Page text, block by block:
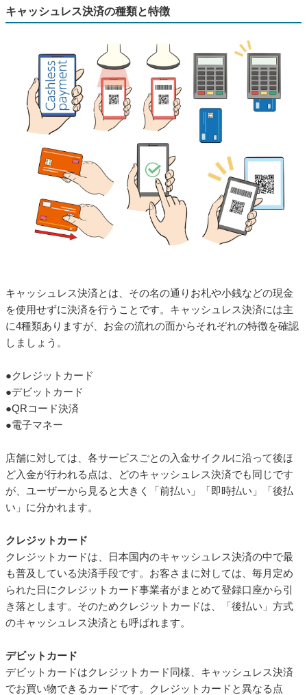
キャッシュレス決済の種類と特徴
キャッシュレス決済とは、その名の通りお札や小銭などの現金
を使用せずに決済を行うことです。キャッシュレス決済には主
に4種類ありますが、お金の流れの面からそれぞれの特徴を確認
しましょう。
●クレジットカード
●デビットカード
●QRコード決済
●電子マネー
店舗に対しては、各サービスごとの入金サイクルに沿って後ほ
ど入金が行われる点は、どのキャッシュレス決済でも同じです
が、ユーザーから見ると大きく「前払い」「即時払い」「後払
い」に分かれます。
クレジットカード
クレジットカードは、日本国内のキャッシュレス決済の中で最
も普及している決済手段です。お客さまに対しては、毎月定め
られた日にクレジットカード事業者がまとめて登録口座から引
き落とします。そのためクレジットカードは、「後払い」方式
のキャッシュレス決済とも呼ばれます。
デビットカード
デビットカードはクレジットカード同様、キャッシュレス決済
でお買い物できるカードです。クレジットカードと異なる点